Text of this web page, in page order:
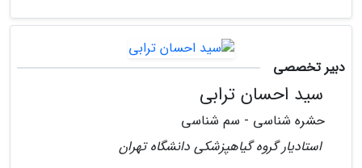
دبیر تخصصی
سید احسان ترابی
حشره شناسی - سم شناسی
استادیار گروه گیاهپزشکی دانشگاه تهران